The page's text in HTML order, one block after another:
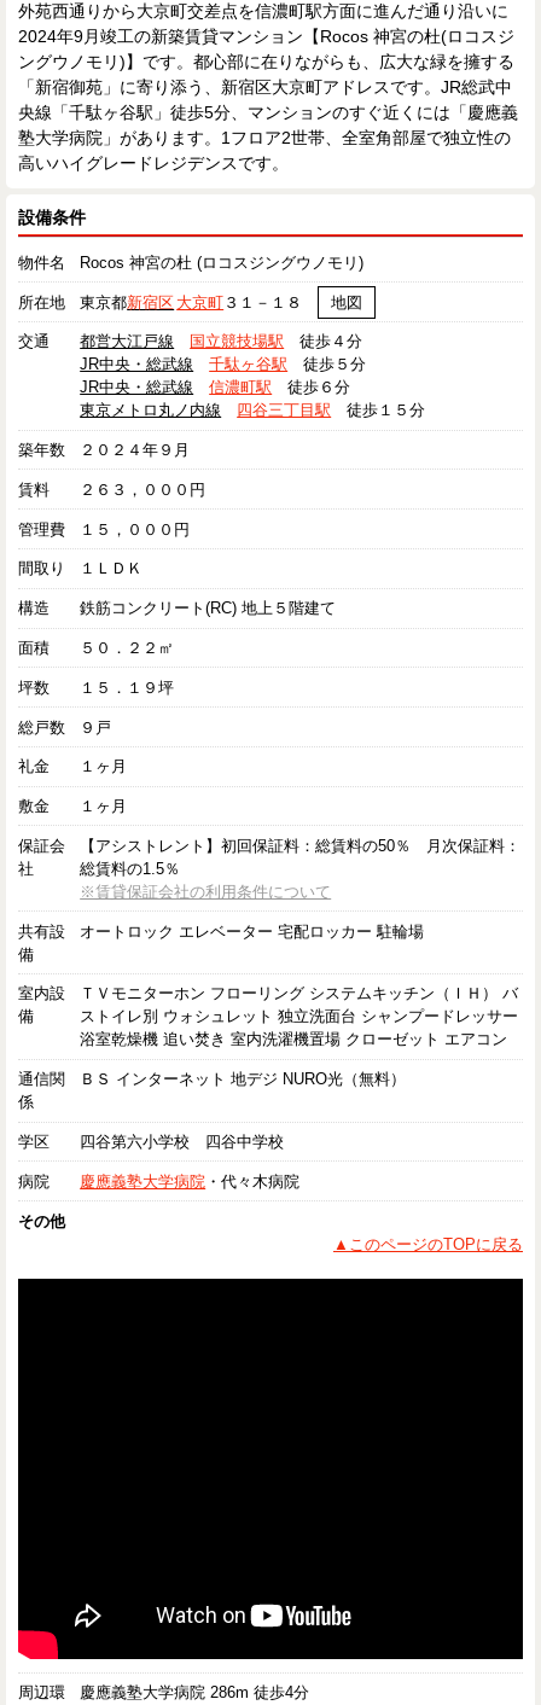
外苑西通りから大京町交差点を信濃町駅方面に進んだ通り沿いに
2024年9月竣工の新築賃貸マンション【Rocos 神宮の杜(ロコスジ
ングウノモリ)】です。都心部に在りながらも、広大な緑を擁する
「新宿御苑」に寄り添う、新宿区大京町アドレスです。JR総武中
央線「千駄ヶ谷駅」徒歩5分、マンションのすぐ近くには「慶應義
塾大学病院」があります。1フロア2世帯、全室角部屋で独立性の
高いハイグレードレジデンスです。
設備条件
物件名 Rocos 神宮の杜 (ロコスジングウノモリ)
所在地 東京都新宿区 大京町 ３１－１８ 地図
交通 都営大江戸線 国立競技場駅 徒歩４分
JR中央・総武線
千駄ヶ谷駅 徒歩５分
JR中央・総武線
信濃町駅 徒歩６分
東京メトロ丸ノ内線
四谷三丁目駅 徒歩１５分
築年数 ２０２４年９月
賃料 ２６３，０００円
管理費 １５，０００円
間取り １ＬＤＫ
構造 鉄筋コンクリート(RC) 地上５階建て
面積 ５０．２２㎡
坪数 １５．１９坪
総戸数 ９戸
礼金 １ヶ月
敷金 １ヶ月
保証会
社
【アシストレント】初回保証料：総賃料の50％ 月次保証料：
総賃料の1.5％
※賃貸保証会社の利用条件について
共有設
備
オートロック エレベーター 宅配ロッカー 駐輪場
室内設
備
ＴＶモニターホン フローリング システムキッチン（ＩＨ） バ
ストイレ別 ウォシュレット 独立洗面台 シャンプードレッサー
浴室乾燥機 追い焚き 室内洗濯機置場 クローゼット エアコン
通信関
係
ＢＳ インターネット 地デジ NURO光（無料）
学区 四谷第六小学校 四谷中学校
病院 慶應義塾大学病院 ・代々木病院
その他
▲このページのTOPに戻る
周辺環
慶應義塾大学病院 286m 徒歩4分